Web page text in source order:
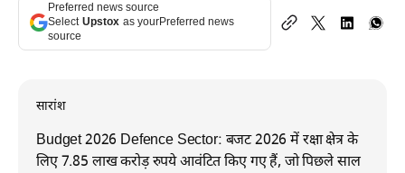
Preferred news source
Select Upstox as yourPreferred news
source
सारांश
Budget 2026 Defence Sector: बजट 2026 में रक्षा क्षेत्र के
लिए 7.85 लाख करोड़ रुपये आवंटित किए गए हैं, जो पिछले साल